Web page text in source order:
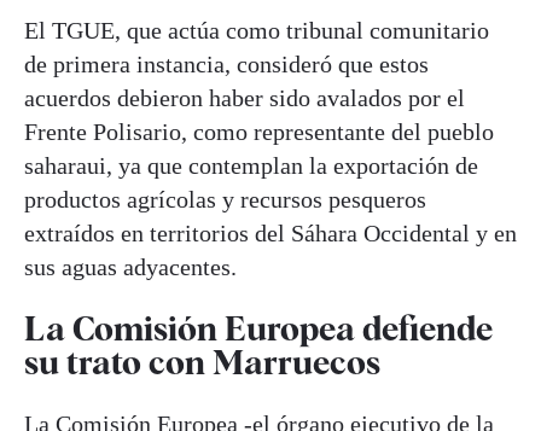
El TGUE, que actúa como tribunal comunitario
de primera instancia, consideró que estos
acuerdos debieron haber sido avalados por el
Frente Polisario, como representante del pueblo
saharaui, ya que contemplan la exportación de
productos agrícolas y recursos pesqueros
extraídos en territorios del Sáhara Occidental y en
sus aguas adyacentes.
La Comisión Europea defiende
su trato con Marruecos
La Comisión Europea -el órgano ejecutivo de la